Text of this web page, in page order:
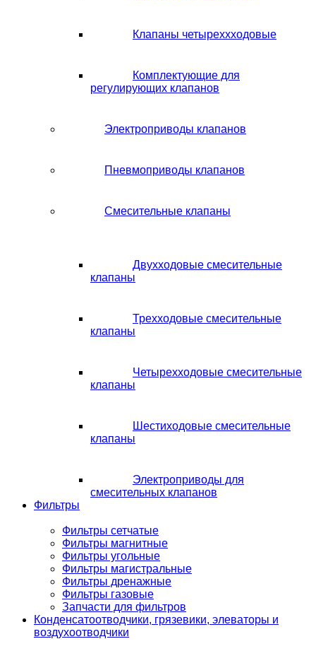
Клапаны четыреххходовые
Комплектующие для
регулирующих клапанов
Электроприводы клапанов
Пневмоприводы клапанов
Смесительные клапаны
Двухходовые смесительные
клапаны
Трехходовые смесительные
клапаны
Четырехходовые смесительные
клапаны
Шестиходовые смесительные
клапаны
Электроприводы для
смесительных клапанов
Фильтры
Фильтры сетчатые
Фильтры магнитные
Фильтры угольные
Фильтры магистральные
Фильтры дренажные
Фильтры газовые
Запчасти для фильтров
Конденсатоотводчики, грязевики, элеваторы и
воздухоотводчики